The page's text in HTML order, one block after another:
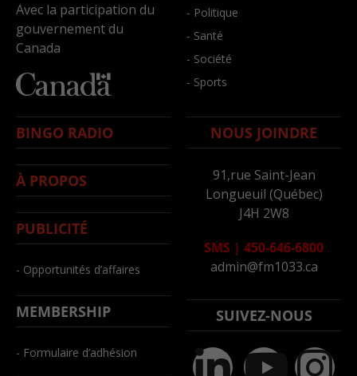
Avec la participation du
gouvernement du
Canada
- Politique
- Santé
- Société
- Sports
BINGO RADIO
À PROPOS
PUBLICITÉ
- Opportunités d’affaires
MEMBERSHIP
- Formulaire d’adhésion
NOUS JOINDRE
91,rue Saint-Jean
Longueuil (Québec)
J4H 2W8
SMS | 450-646-6800
admin@fm1033.ca
SUIVEZ-NOUS